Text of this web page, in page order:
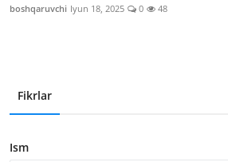
boshqaruvchi Iyun 18, 2025 0 48
Fikrlar
Ism